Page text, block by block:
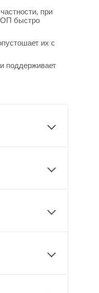
при
ОП быстро
их с
поддерживает